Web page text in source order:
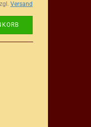
Versand